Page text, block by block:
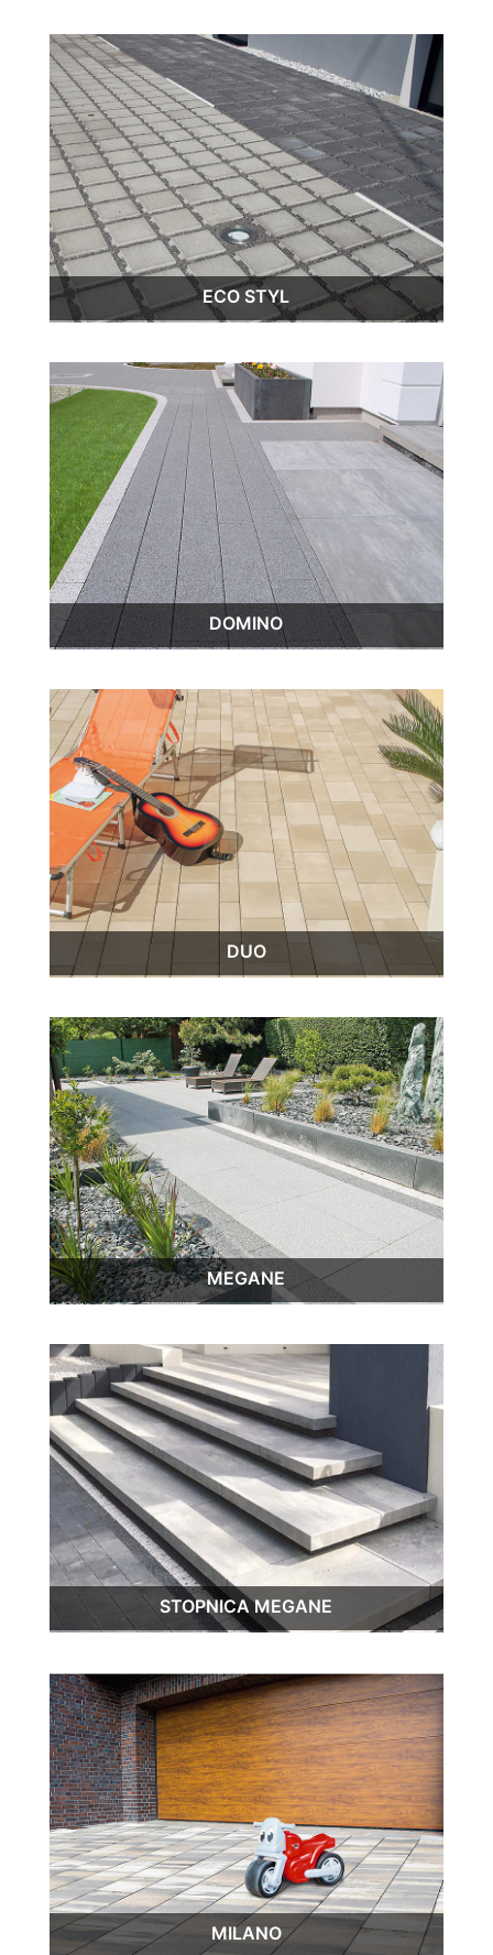
ECO STYL
DOMINO
DUO
MEGANE
STOPNICA MEGANE
MILANO